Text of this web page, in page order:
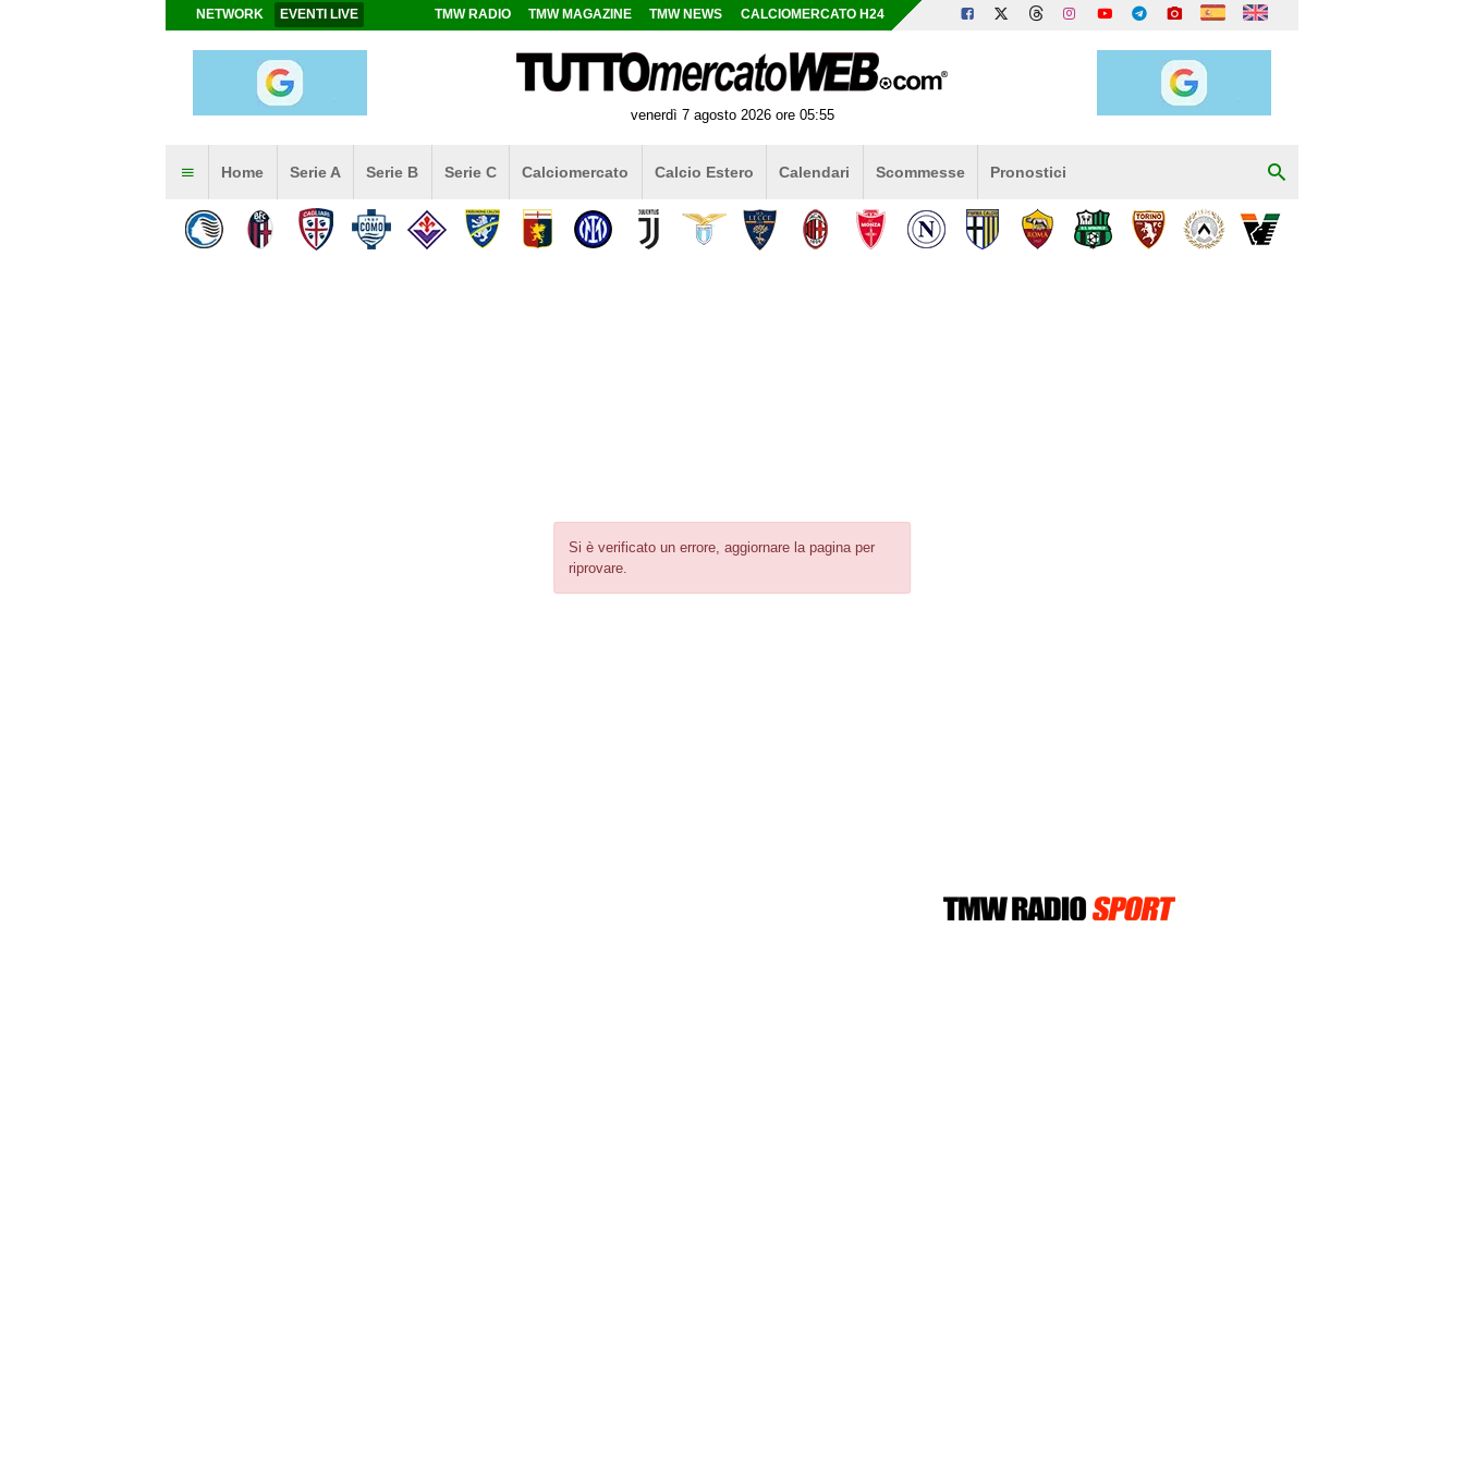
Si è verificato un errore, aggiornare la pagina per
riprovare.
NETWORK EVENTI LIVE TMW RADIO TMW MAGAZINE TMW NEWS CALCIOMERCATO H24
venerdì 7 agosto 2026 ore 05:55
Home Serie A Serie B Serie C Calciomercato Calcio Estero Calendari Scommesse Pronostici